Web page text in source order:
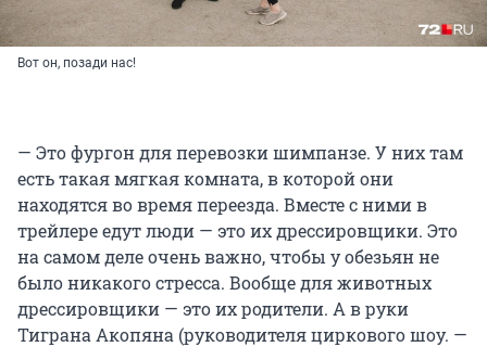
Вот он, позади нас!
— Это фургон для перевозки шимпанзе. У них там
есть такая мягкая комната, в которой они
находятся во время переезда. Вместе с ними в
трейлере едут люди — это их дрессировщики. Это
на самом деле очень важно, чтобы у обезьян не
было никакого стресса. Вообще для животных
дрессировщики — это их родители. А в руки
Тиграна Акопяна (руководителя циркового шоу. —